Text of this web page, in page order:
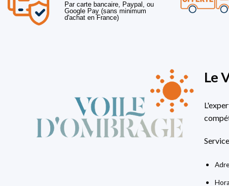
Par carte bancaire, Paypal, ou
Google Pay (sans minimum
d'achat en France)
Le